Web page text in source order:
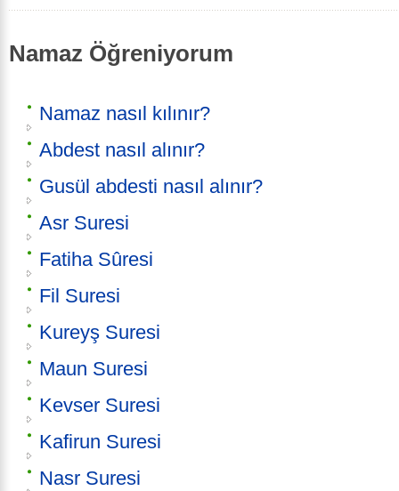
Namaz Öğreniyorum
Namaz nasıl kılınır?
Abdest nasıl alınır?
Gusül abdesti nasıl alınır?
Asr Suresi
Fatiha Sûresi
Fil Suresi
Kureyş Suresi
Maun Suresi
Kevser Suresi
Kafirun Suresi
Nasr Suresi